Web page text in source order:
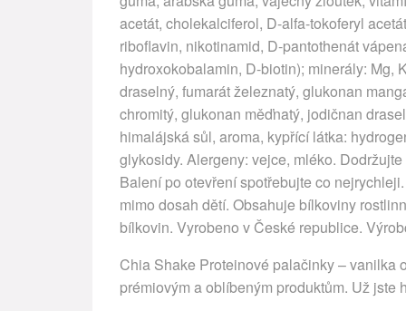
acetát, cholekalciferol, D-alfa-tokoferyl
riboflavin, nikotinamid, D-pantothenát
hydroxokobalamin, D-biotin); minerály: Mg,
draselný, fumarát železnatý, glukonan
chromitý, glukonan měďnatý, jodičnan
himalájská sůl, aroma, kypřící látka:
glykosidy. Alergeny: vejce, mléko.
Balení po otevření spotřebujte co
mimo dosah dětí. Obsahuje bílkoviny
bílkovin. Vyrobeno v České republice.
Chia Shake Proteinové palačinky – vanilka
prémiovým a oblíbeným produktům. Už jste